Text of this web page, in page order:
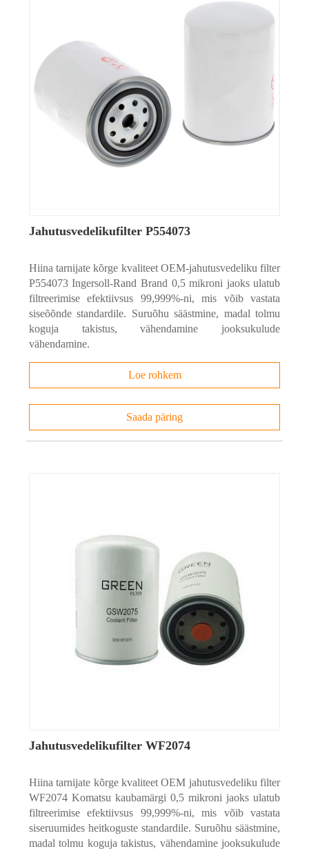
Jahutusvedelikufilter P554073
Hiina tarnijate kõrge kvaliteet OEM-jahutusvedeliku filter
P554073 Ingersoll-Rand Brand 0,5 mikroni jaoks ulatub
filtreerimise efektiivsus 99,999%-ni, mis võib vastata
siseõõnde standardile. Suruõhu säästmine, madal tolmu
koguja takistus, vähendamine jooksukulude
vähendamine.
Loe rohkem
Saada päring
Jahutusvedelikufilter WF2074
Hiina tarnijate kõrge kvaliteet OEM jahutusvedeliku filter
WF2074 Komatsu kaubamärgi 0,5 mikroni jaoks ulatub
filtreerimise efektiivsus 99,999%-ni, mis võib vastata
siseruumides heitkoguste standardile. Suruõhu säästmine,
madal tolmu koguja takistus, vähendamine jooksukulude